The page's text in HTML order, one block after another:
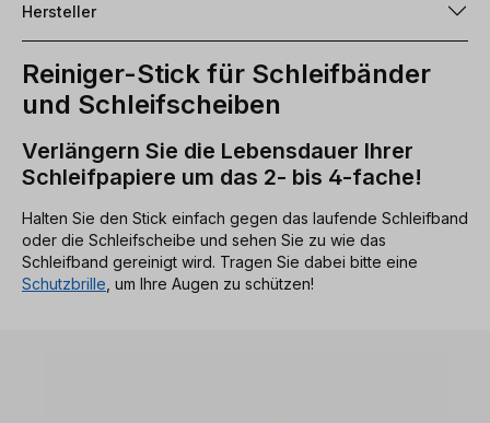
Hersteller
Reiniger-Stick für Schleifbänder
und Schleifscheiben
Verlängern Sie die Lebensdauer Ihrer
Schleifpapiere um das 2- bis 4-fache!
Halten Sie den Stick einfach gegen das laufende Schleifband
oder die Schleifscheibe und sehen Sie zu wie das
Schleifband gereinigt wird. Tragen Sie dabei bitte eine
Schutzbrille , um Ihre Augen zu schützen!